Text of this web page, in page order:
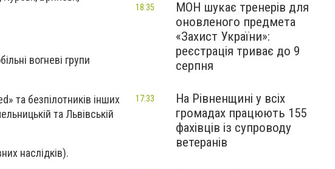
вогневі групи
та безпілотників інших
та Львівській
наслідків).
МОН шукає тренерів для
оновленого предмета
«Захист України»:
реєстрація триває до 9
серпня
18:35
На Рівненщині у всіх
громадах працюють 155
фахівців із супроводу
ветеранів
17:33